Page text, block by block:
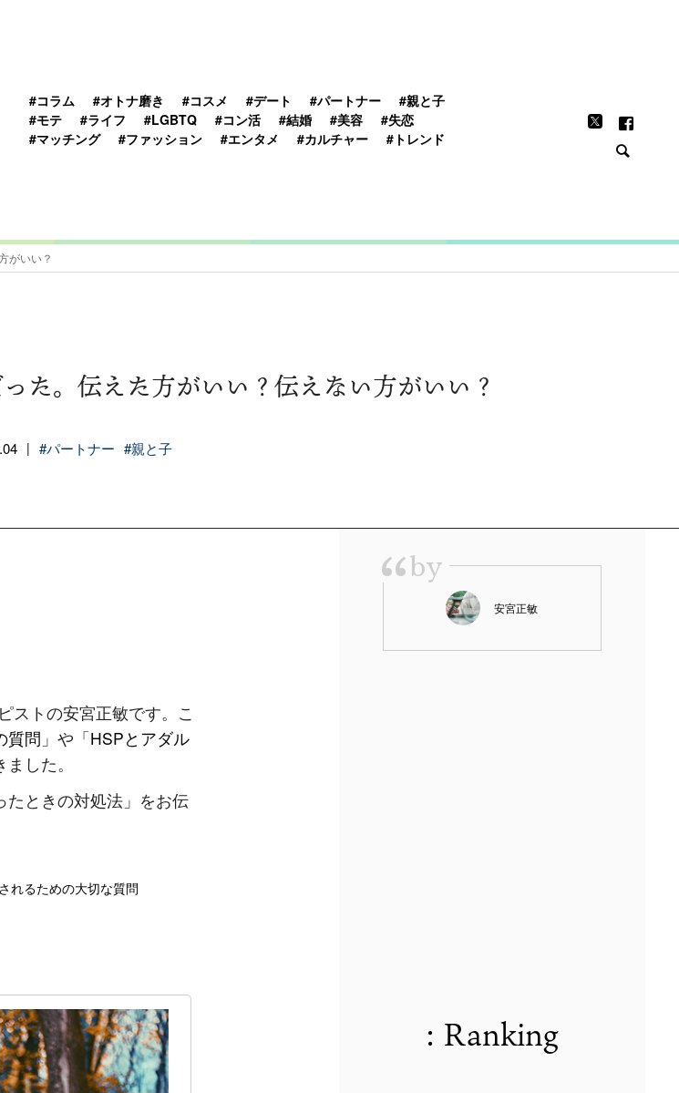
#コラム #オトナ磨き #コスメ #デート #パートナー
#親と子
#モテ
#ライフ #LGBTQ #コン活 #結婚 #美容
#失恋
#マッチング
#ファッション #エンタメ #カルチャー #トレンド
がいい？
た。伝えた方がいい？伝えない方がいい？
| #パートナー #親と子
ストの安宮正敏です。こ
質問 」や「HSPとアダル
した。
たときの対処法」をお伝
れるための大切な質問
“by
安宮正敏
: Ranking